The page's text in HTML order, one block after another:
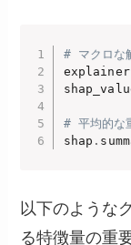
# マクロな
explainer
# 平均的な
shap .
以下のような
る特徴量の重